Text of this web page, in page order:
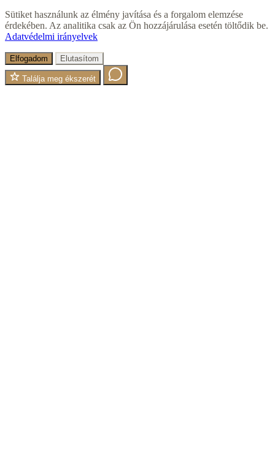
Sütiket használunk az élmény javítása és a forgalom elemzése
érdekében. Az analitika csak az Ön hozzájárulása esetén töltődik be.
Adatvédelmi irányelvek
Elfogadom Elutasítom
Találja meg ékszerét